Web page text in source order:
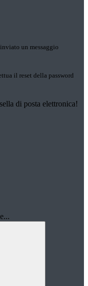
un messaggio
il reset della password
di posta elettronica!